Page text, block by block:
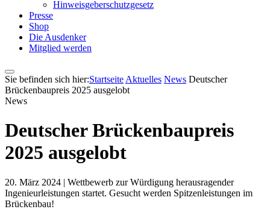
Hinweisgeberschutzgesetz
Presse
Shop
Die Ausdenker
Mitglied werden
Sie befinden sich hier:Startseite Aktuelles News Deutscher
Brückenbaupreis 2025 ausgelobt
News
Deutscher Brückenbaupreis
2025 ausgelobt
20. März 2024 | Wettbewerb zur Würdigung herausragender
Ingenieurleistungen startet. Gesucht werden Spitzenleistungen im
Brückenbau!